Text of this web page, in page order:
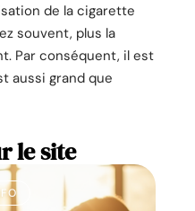
de la cigarette
souvent, plus la
Par conséquent, il est
aussi grand que
le site